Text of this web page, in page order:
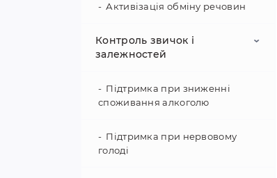
Активізація обміну речовин
Контроль звичок і
залежностей
Підтримка при зниженні
споживання алкоголю
Підтримка при нервовому
голоді